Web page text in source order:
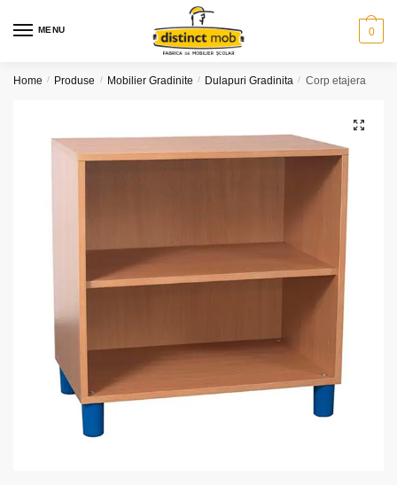
MENU 0
Home / Produse / Mobilier Gradinite / Dulapuri Gradinita / Corp etajera
🔍